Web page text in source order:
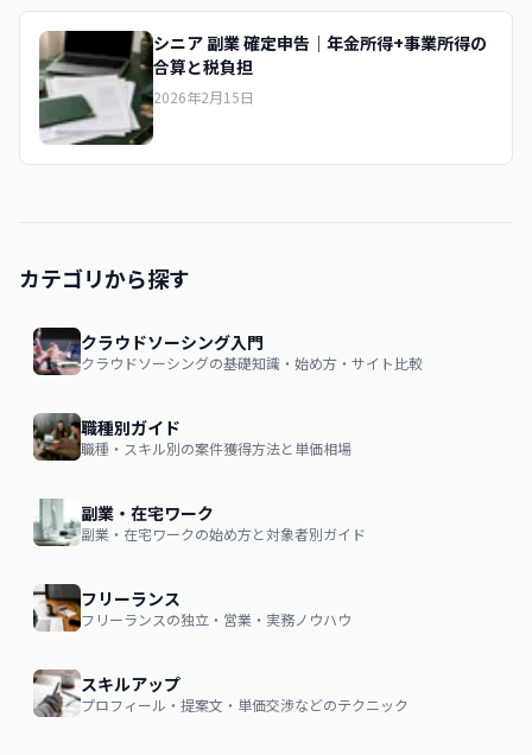
シニア 副業 確定申告｜年金所得+事業所得の
合算と税負担
2026年2月15日
カテゴリから探す
クラウドソーシング入門
クラウドソーシングの基礎知識・始め方・サイト比較
職種別ガイド
職種・スキル別の案件獲得方法と単価相場
副業・在宅ワーク
副業・在宅ワークの始め方と対象者別ガイド
フリーランス
フリーランスの独立・営業・実務ノウハウ
スキルアップ
プロフィール・提案文・単価交渉などのテクニック